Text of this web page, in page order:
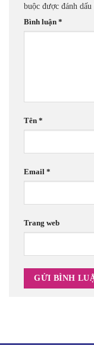
buộc được đánh dấu
Bình luận *
Tên *
Email *
Trang web